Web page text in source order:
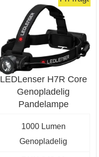
LEDLenser H7R Core
Genopladelig
Pandelampe
1000 Lumen
Genopladelig